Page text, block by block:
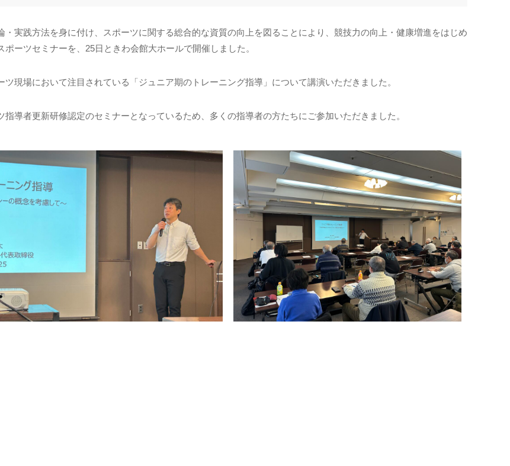
実践⽅法を⾝に付け、スポーツに関する総合的な資質の向上を図ることにより、競技⼒の向上・健康増進をはじめ
ーツセミナーを、25日ときわ会館大ホールで開催しました。
現場において注目されている「ジュニア期のトレーニング指導」について講演いただきました。
導者更新研修認定のセミナーとなっているため、多くの指導者の方たちにご参加いただきました。